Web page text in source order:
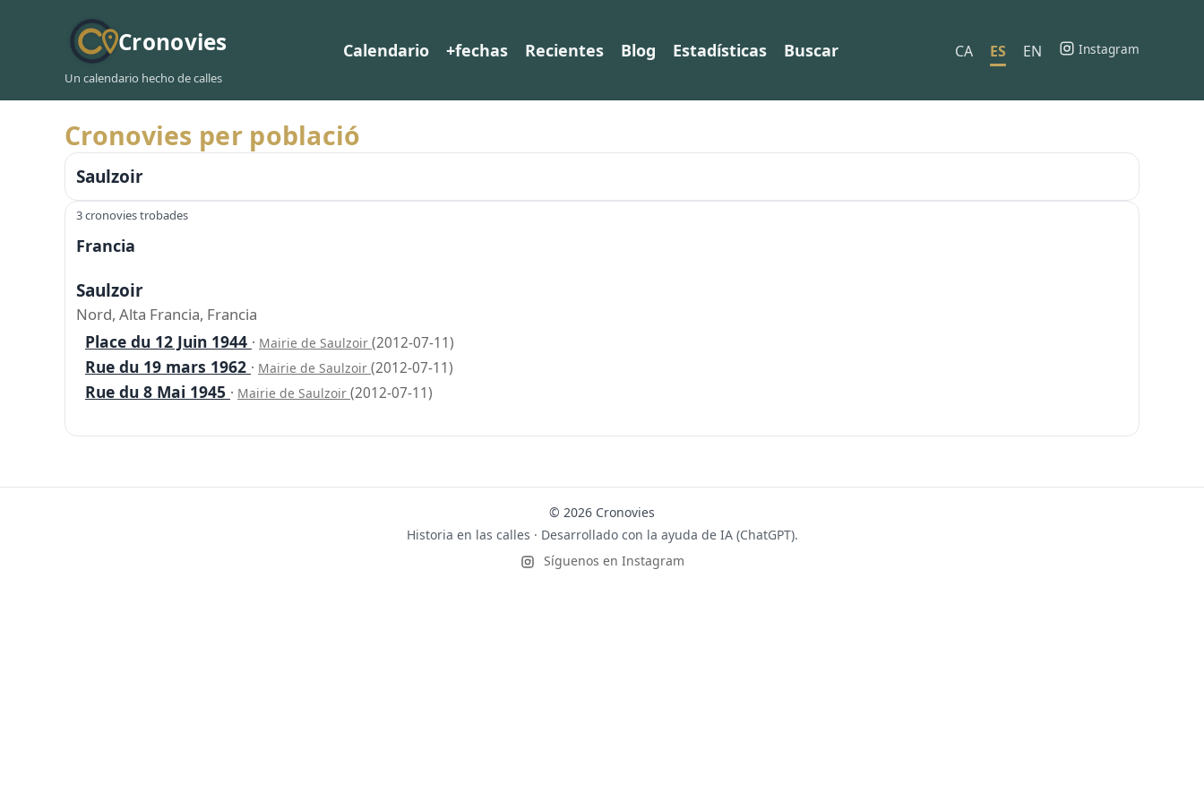
Cronovies
Un calendario hecho de calles
Calendario +fechas Recientes Blog Estadísticas Buscar CA ES EN Instagram
Cronovies per població
Saulzoir
3 cronovies trobades
Francia
Saulzoir
Nord, Alta Francia, Francia
Place du 12 Juin 1944 · Mairie de Saulzoir (2012-07-11)
Rue du 19 mars 1962 · Mairie de Saulzoir (2012-07-11)
Rue du 8 Mai 1945 · Mairie de Saulzoir (2012-07-11)
© 2026 Cronovies
Historia en las calles · Desarrollado con la ayuda de IA (ChatGPT).
Síguenos en Instagram